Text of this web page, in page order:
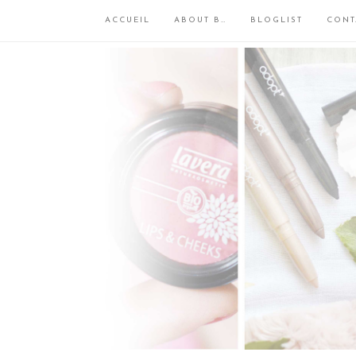
ACCUEIL ABOUT B… BLOGLIST